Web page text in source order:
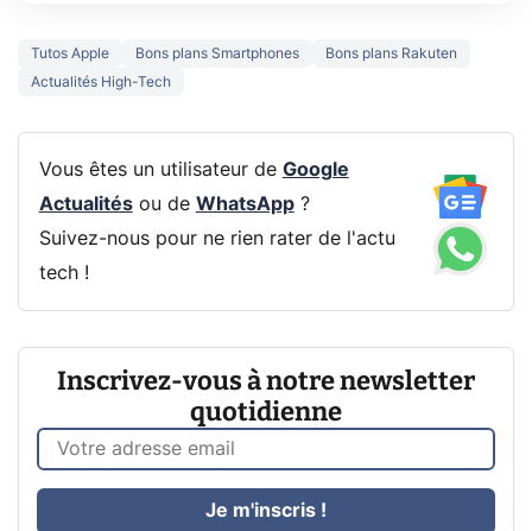
Tutos Apple Bons plans Smartphones
Bons plans Rakuten
Actualités High-Tech
Vous êtes un utilisateur de Google
Actualitésou de WhatsApp?
Suivez-nous pour ne rien rater de l'actu
tech !
Inscrivez-vous à notre newsletter
quotidienne
Je m'inscris !